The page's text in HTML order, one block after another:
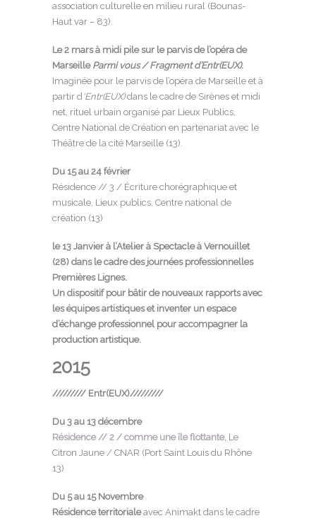
association culturelle en milieu rural (Bounas-
Haut var – 83).
Le 2 marsà midi pile sur le parvis de l’opéra de
Marseille Parmi vous / Fragment d’Entr(EUX).
Imaginée pour le parvis de l’opéra de Marseille et à
partir d‘Entr(EUX)dans le cadre de Sirènes et midi
net, rituel urbain organisé par Lieux Publics,
Centre National de Création en partenariat avec le
Théâtre de la cité Marseille (13).
Du 15 au 24 février
Résidence // 3 / Écriture chorégraphique et
musicale, Lieux publics, Centre national de
création (13)
le 13 Janvier à l’Atelier à Spectacle à Vernouillet
(28) dans le cadre des journées professionnelles
Premières Lignes.
Un dispositif pour bâtir de nouveaux rapports avec
les équipes artistiques et inventer un espace
d’échange professionnel pour accompagner la
production artistique.
2015
///////// Entr(EUX)/////////
Du 3 au 13 décembre
Résidence // 2 / comme une île flottante, Le
Citron Jaune / CNAR (Port Saint Louis du Rhône
13)
Du 5 au 15 Novembre
Résidence territorialeavec Animakt dans le cadre